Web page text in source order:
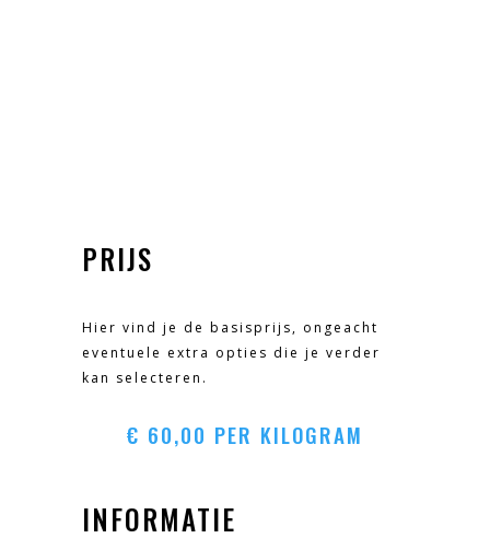
PRIJS
Hier vind je de basisprijs, ongeacht
eventuele extra opties die je verder
kan selecteren.
€ 60,00 PER KILOGRAM
INFORMATIE